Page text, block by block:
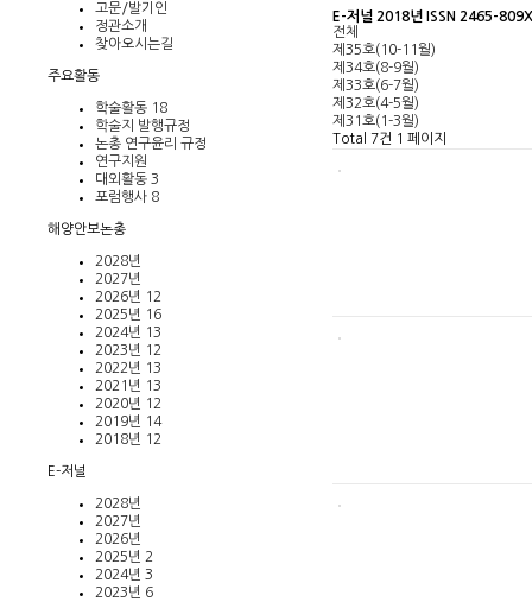
고문/발기인
정관소개
찾아오시는길
주요활동
학술활동 18
학술지 발행규정
논총 연구윤리 규정
연구지원
대외활동 3
포럼행사 8
해양안보논총
2028년
2027년
2026년 12
2025년 16
2024년 13
2023년 12
2022년 13
2021년 13
2020년 12
2019년 14
2018년 12
E-저널
2028년
2027년
2026년
2025년 2
2024년 3
2023년 6
E-저널 2018년 ISSN 2465-
전체
제35호(10-11월)
제34호(8-9월)
제33호(6-7월)
제32호(4-5월)
제31호(1-3월)
Total 7건 1 페이지